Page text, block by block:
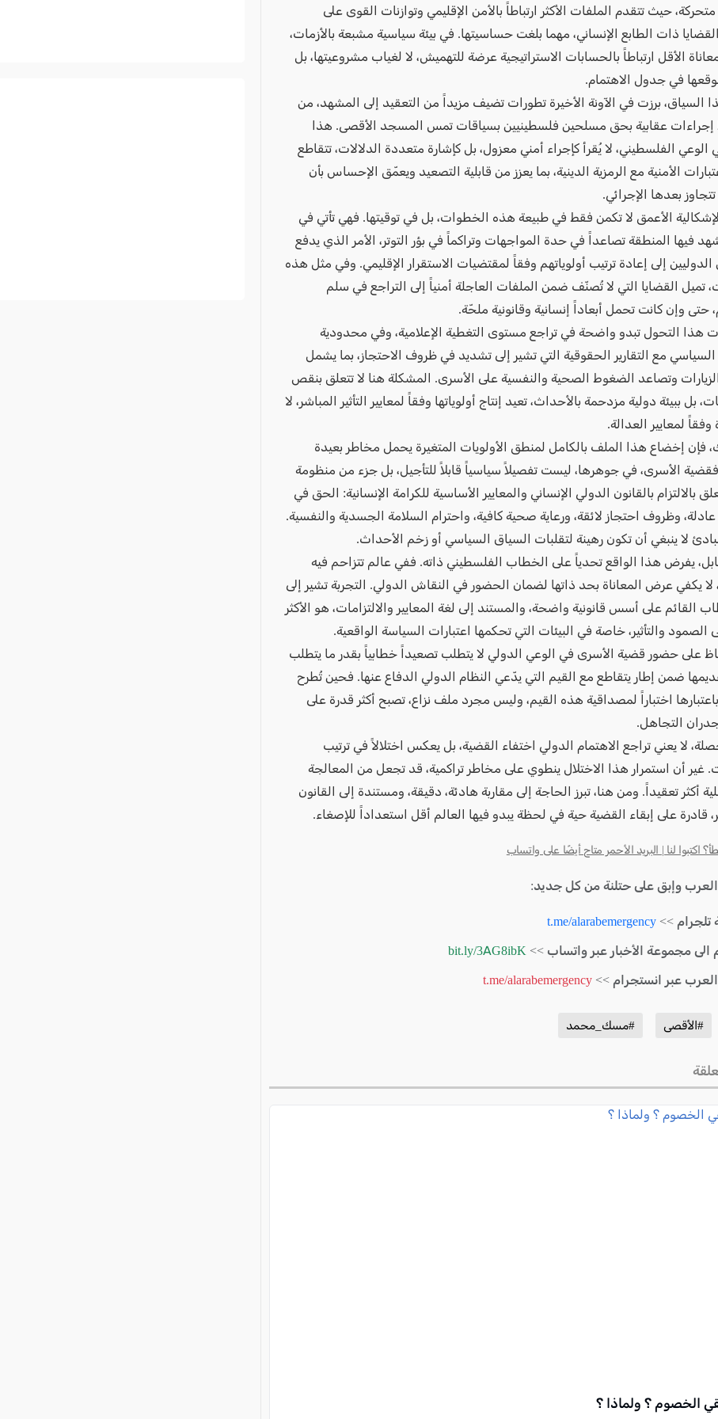
حيث تتقدم الملفات الأكثر ارتباطاً بالأمن الإقليمي وتوازنات القوى على
ذات الطابع الإنساني، مهما بلغت حساسيتها. في بيئة سياسية مشبعة بالأزمات،
الأقل ارتباطاً بالحسابات الاستراتيجية عرضة للتهميش، لا لغياب مشروعيتها، بل
في جدول الاهتمام.
السياق، برزت في الآونة الأخيرة تطورات تضيف مزيداً من التعقيد إلى المشهد، من
إجراءات عقابية بحق مسلحين فلسطينيين بسياقات تمس المسجد الأقصى. هذا
الوعي الفلسطيني، لا يُقرأ كإجراء أمني معزول، بل كإشارة متعددة الدلالات، تتقاطع
الأمنية مع الرمزية الدينية، بما يعزز من قابلية التصعيد ويعمّق الإحساس بأن
بعدها الإجرائي.
الأعمق لا تكمن فقط في طبيعة هذه الخطوات، بل في توقيتها. فهي تأتي في
فيها المنطقة تصاعداً في حدة المواجهات وتراكماً في بؤر التوتر، الأمر الذي يدفع
الدوليين إلى إعادة ترتيب أولوياتهم وفقاً لمقتضيات الاستقرار الإقليمي. وفي مثل هذه
تميل القضايا التي لا تُصنّف ضمن الملفات العاجلة أمنياً إلى التراجع في سلم
حتى وإن كانت تحمل أبعاداً إنسانية وقانونية ملحّة.
هذا التحول تبدو واضحة في تراجع مستوى التغطية الإعلامية، وفي محدودية
السياسي مع التقارير الحقوقية التي تشير إلى تشديد في ظروف الاحتجاز، بما يشمل
وتصاعد الضغوط الصحية والنفسية على الأسرى. المشكلة هنا لا تتعلق بنقص
بل ببيئة دولية مزدحمة بالأحداث، تعيد إنتاج أولوياتها وفقاً لمعايير التأثير المباشر، لا
وفقاً لمعايير العدالة.
فإن إخضاع هذا الملف بالكامل لمنطق الأولويات المتغيرة يحمل مخاطر بعيدة
الأسرى، في جوهرها، ليست تفصيلاً سياسياً قابلاً للتأجيل، بل جزء من منظومة
بالالتزام بالقانون الدولي الإنساني والمعايير الأساسية للكرامة الإنسانية: الحق في
وظروف احتجاز لائقة، ورعاية صحية كافية، واحترام السلامة الجسدية والنفسية.
لا ينبغي أن تكون رهينة لتقلبات السياق السياسي أو زخم الأحداث.
يفرض هذا الواقع تحدياً على الخطاب الفلسطيني ذاته. ففي عالم تتزاحم فيه
لا يكفي عرض المعاناة بحد ذاتها لضمان الحضور في النقاش الدولي. التجربة تشير إلى
القائم على أسس قانونية واضحة، والمستند إلى لغة المعايير والالتزامات، هو الأكثر
الصمود والتأثير، خاصة في البيئات التي تحكمها اعتبارات السياسة الواقعية.
على حضور قضية الأسرى في الوعي الدولي لا يتطلب تصعيداً خطابياً بقدر ما يتطلب
ضمن إطار يتقاطع مع القيم التي يدّعي النظام الدولي الدفاع عنها. فحين تُطرح
اختباراً لمصداقية هذه القيم، وليس مجرد ملف نزاع، تصبح أكثر قدرة على
التجاهل.
لا يعني تراجع الاهتمام الدولي اختفاء القضية، بل يعكس اختلالاً في ترتيب
غير أن استمرار هذا الاختلال ينطوي على مخاطر تراكمية، قد تجعل من المعالجة
أكثر تعقيداً. ومن هنا، تبرز الحاجة إلى مقاربة هادئة، دقيقة، ومستندة إلى القانون
قادرة على إبقاء القضية حية في لحظة يبدو فيها العالم أقل استعداداً للإصغاء.
اكتبوا لنا | البريد الأحمر متاح أيضًا على واتساب
العرب وإبق على حتلنة من كل جديد:
>>
t.me/alarabemergency
الى مجموعة الأخبار عبر واتساب >> bit.ly/3AG8ibK
عبر انستجرام >> t.me/alarabemergency
#الأقصى #مسك_محمد
الخصوم ؟ ولماذا ؟